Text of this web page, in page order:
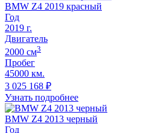
BMW Z4 2019 красный
Год
2019 г.
Двигатель
2000 cм3
Пробег
45000 км.
3 025 168 ₽
Узнать подробнее
BMW Z4 2013 черный
Год